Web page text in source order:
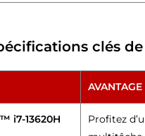
clés de
AVANTAGE
i7-13620H
Profitez